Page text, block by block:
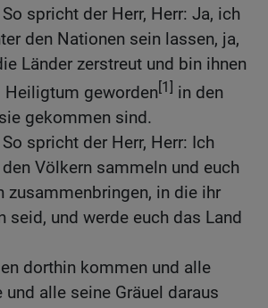
spricht der Herr, Herr: Ja, ich
den Nationen sein lassen, ja,
Länder zerstreut und bin ihnen
Heiligtum geworden[1] in den
gekommen sind.
spricht der Herr, Herr: Ich
Völkern sammeln und euch
zusammenbringen, in die ihr
seid, und werde euch das Land
dorthin kommen und alle
und alle seine Gräuel daraus